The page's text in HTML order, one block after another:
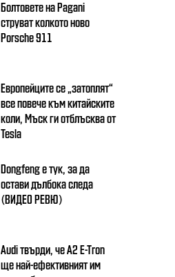
Болтовете на Pagani
струват колкото ново
Porsche 911
Европейците се „затоплят“
все повече към китайските
коли, Мъск ги отблъсква от
Tesla
Dongfeng e тук, за да
остави дълбока следа
(ВИДЕО РЕВЮ)
Audi твърди, че A2 E-Tron
ще най-ефективният им